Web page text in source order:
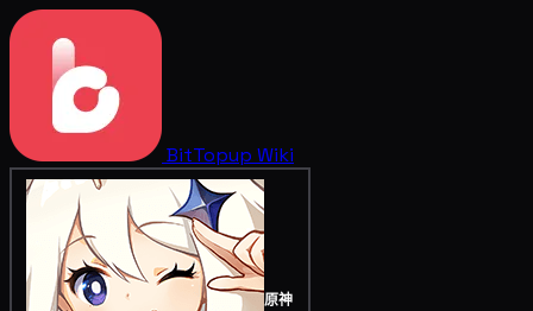
BitTopup Wiki
原神